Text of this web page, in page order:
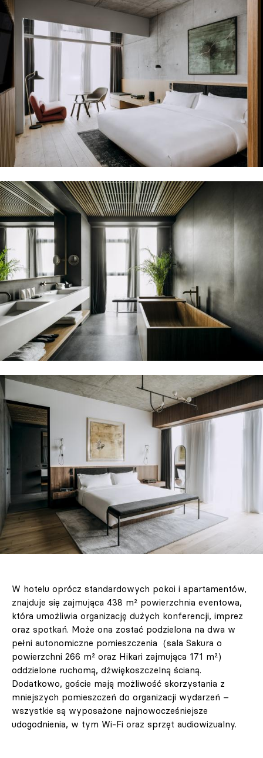
W hotelu oprócz standardowych pokoi i apartamentów,
znajduje się zajmująca 438 m² powierzchnia eventowa,
która umożliwia organizację dużych konferencji, imprez
oraz spotkań. Może ona zostać podzielona na dwa w
pełni autonomiczne pomieszczenia (sala Sakura o
powierzchni 266 m² oraz Hikari zajmująca 171 m²)
oddzielone ruchomą, dźwiękoszczelną ścianą.
Dodatkowo, goście mają możliwość skorzystania z
mniejszych pomieszczeń do organizacji wydarzeń –
wszystkie są wyposażone najnowocześniejsze
udogodnienia, w tym Wi-Fi oraz sprzęt audiowizualny.